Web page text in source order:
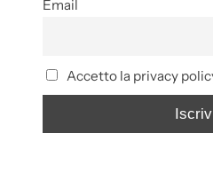
Email
Accetto la privacy